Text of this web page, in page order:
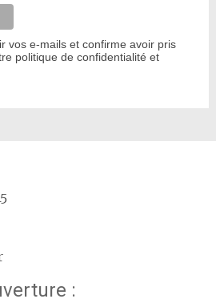
vos e-mails et confirme avoir pris
politique de confidentialité et
: